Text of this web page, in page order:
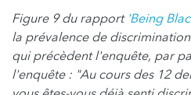
Figure 9 du rapport 'Being
la prévalence de
qui précèdent l'enquête, par
l'enquête : "Au cours des 12